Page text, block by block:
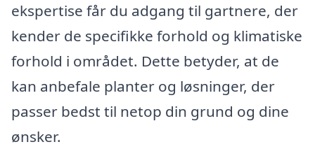
ekspertise får du adgang til gartnere, der
kender de specifikke forhold og klimatiske
forhold i området. Dette betyder, at de
kan anbefale planter og løsninger, der
passer bedst til netop din grund og dine
ønsker.